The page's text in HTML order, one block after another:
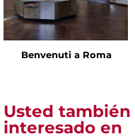
Benvenuti a Roma
Usted
interesado en